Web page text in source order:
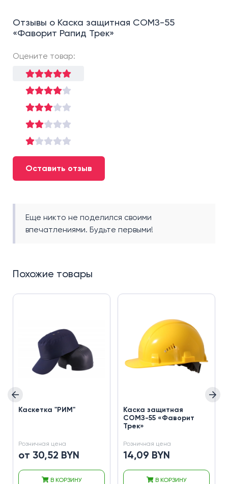
Отзывы о Каска защитная СОМЗ-55
«Фаворит Рапид Трек»
Оцените товар:
Оставить отзыв
Еще никто не поделился своими
впечатлениями. Будьте первыми!
Похожие товары
Каскетка "РИМ"
Розничная цена
от 30,52 BYN
В КОРЗИНУ
Каска защитная
СОМЗ-55 «Фаворит
Трек»
Розничная цена
14,09 BYN
В КОРЗИНУ